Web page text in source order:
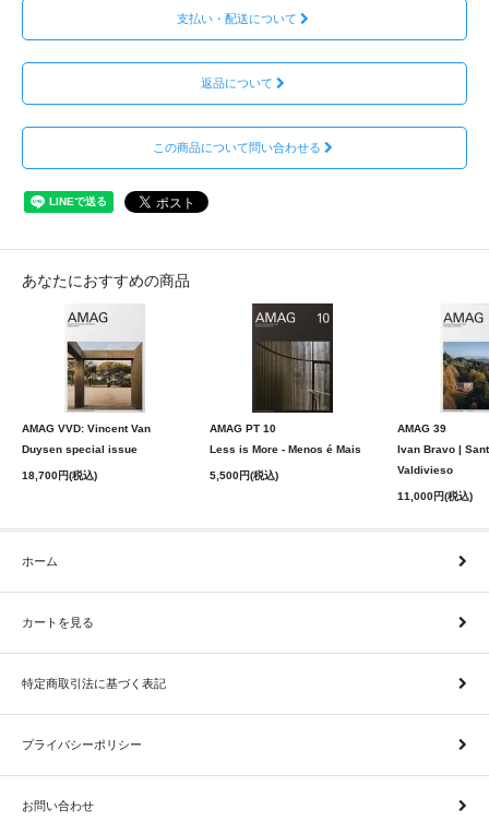
支払い・配送について
返品について
この商品について問い合わせる
あなたにおすすめの商品
AMAG VVD: Vincent Van
Duysen special issue
18,700円(税込)
AMAG PT 10
Less is More - Menos é Mais
5,500円(税込)
AMAG 39
Ivan Bravo |
Valdivieso
11,000円(税込)
ホーム
カートを見る
特定商取引法に基づく表記
プライバシーポリシー
お問い合わせ